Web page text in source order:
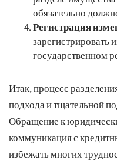
обязательно
Регистрация
государственном
Итак, процесс
подхода и тщательной
Обращение к
коммуникация с
избежать многих